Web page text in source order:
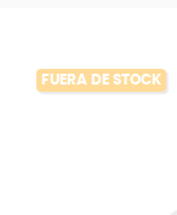
FUERA DE STOCK